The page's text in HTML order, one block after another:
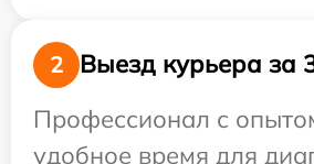
2
Выезд курьера за
Профессионал с
удобное время для